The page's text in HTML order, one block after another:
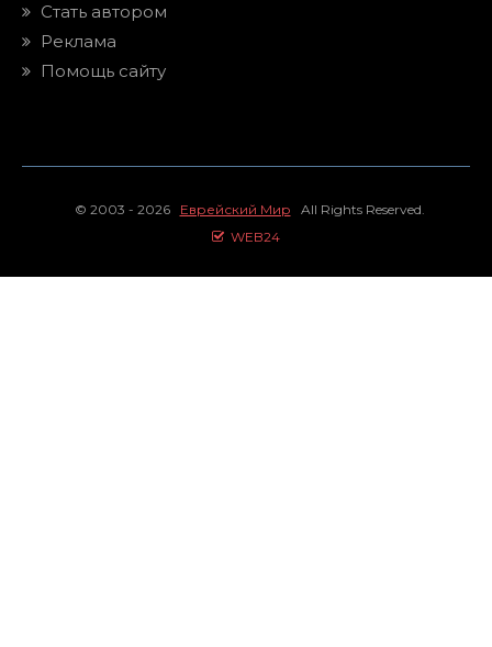
Стать автором
Реклама
Помощь сайту
© 2003 - 2026 Еврейский Мир All Rights Reserved.
WEB24